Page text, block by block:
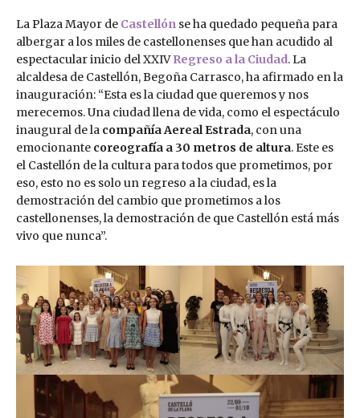
La Plaza Mayor de Castellón se ha quedado pequeña para
albergar a los miles de castellonenses que han acudido al
espectacular inicio del XXIV Regreso a la Ciudad. La
alcaldesa de Castellón, Begoña Carrasco, ha afirmado en la
inauguración: “Esta es la ciudad que queremos y nos
merecemos. Una ciudad llena de vida, como el espectáculo
inaugural de la compañía Aereal Estrada, con una
emocionante coreografía a 30 metros de altura. Este es
el Castellón de la cultura para todos que prometimos, por
eso, esto no es solo un regreso a la ciudad, es la
demostración del cambio que prometimos a los
castellonenses, la demostración de que Castellón está más
vivo que nunca”.